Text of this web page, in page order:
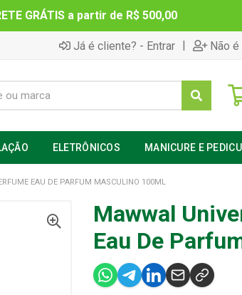
GRÁTIS a partir de R$ 500,00
Já é cliente? - Entrar | Não
ELETRÔNICOS MANICURE E
EAU DE PARFUM MASCULINO 100ML
Mawwal
Eau De